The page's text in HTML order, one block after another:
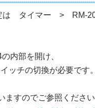
定は タイマー >
内部を開け、
ッチの切換が必要です。
すのでご参照ください